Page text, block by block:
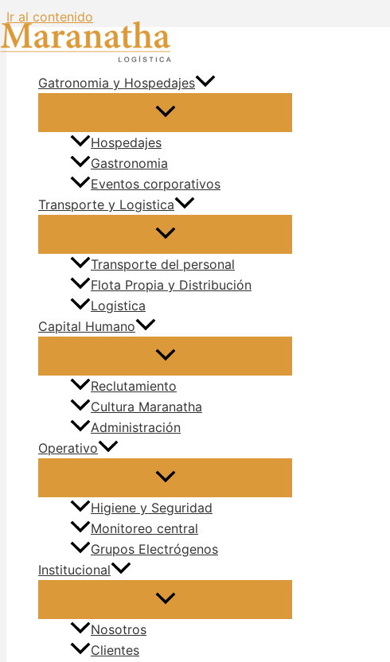
Ir al contenido
Gatronomia y Hospedajes
Hospedajes
Gastronomia
Eventos corporativos
Transporte y Logistica
Transporte del personal
Flota Propia y Distribución
Logistica
Capital Humano
Reclutamiento
Cultura Maranatha
Administración
Operativo
Higiene y Seguridad
Monitoreo central
Grupos Electrógenos
Institucional
Nosotros
Clientes